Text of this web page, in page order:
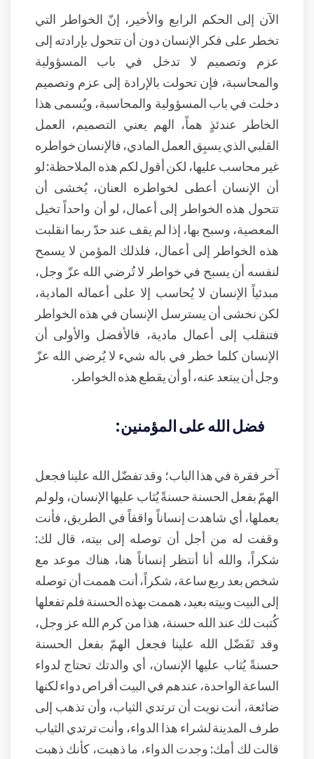
الآن إلى الحكم الرابع والأخير، إنّ الخواطر التي
تخطر على فكر الإنسان دون أن تتحول بإرادته إلى
عزم وتصميم لا تدخل في باب المسؤولية
والمحاسبة، فإن تحولت بالإرادة إلى عزم وتصميم
دخلت في باب المسؤولية والمحاسبة، ويُسمى هذا
الخاطر عندئذٍ هماً، الهم يعني التصميم، العمل
القلبي الذي يسبِق العمل المادي، فالإنسان خواطره
غير محاسب عليها، لكن أقول لكم هذه الملاحظة: لو
أن الإنسان أعطى لخواطره العنان، يُخشى أن
تتحول هذه الخواطر إلى أعمال، لو أن واحداً تخيل
المعصية، وسبح بها، إذا لم يقف عند حدّ ربما انقلبت
هذه الخواطر إلى أعمال، فلذلك المؤمن لا يسمح
لنفسه أن يسبح في خواطر لا تُرضي الله عزّ وجل،
مبدئياً الإنسان لا يُحاسب إلا على أعماله المادية،
لكن نخشى أن يسترسل الإنسان في هذه الخواطر
فتنقلب إلى أعمال مادية، فالأفضل والأولى أن
الإنسان كلما خطر في باله شيء لا يُرضي الله عزّ
وجل أن يبتعد عنه، أو أن يقطع هذه الخواطر.
فضل الله على المؤمنين:
آخر فقرة في هذا الباب؛ وقد تفضّل الله علينا فجعل
الهمّ بفعل الحسنة حسنةً يُثاب عليها الإنسان، ولو لم
يعملها، أي شاهدت إنساناً واقفاً في الطريق، فأنت
وقفت له من أجل أن توصله إلى بيته، قال لك:
شكراً، والله أنا أنتظر إنساناً هنا، هناك موعد مع
شخص بعد ربع ساعة، شكراً، أنت هممت أن توصله
إلى البيت وبيته بعيد، هممت بهذه الحسنة فلم تفعلها
كُتبت لك عند الله حسنة، هذا من كرم الله عز وجل،
وقد تَفَضّل الله علينا فجعل الهمّ بفعل الحسنة
حسنةً يُثاب عليها الإنسان، أي والدتك تحتاج لدواء
الساعة الواحدة، عندهم في البيت أقراص دواء لكنها
ضائعة، أنت نويت أن ترتدي الثياب، وأن تذهب إلى
طرف المدينة لشراء هذا الدواء، وأنت ترتدي الثياب
قالت لك أمك: وجدت الدواء، ما ذهبت، كأنك ذهبت